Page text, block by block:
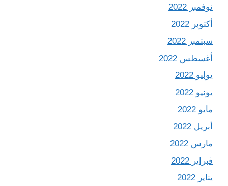
نوفمبر 2022
أكتوبر 2022
سبتمبر 2022
أغسطس 2022
يوليو 2022
يونيو 2022
مايو 2022
أبريل 2022
مارس 2022
فبراير 2022
يناير 2022